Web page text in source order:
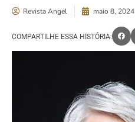
Revista Angel maio 8, 2024
COMPARTILHE ESSA HISTÓRIA: